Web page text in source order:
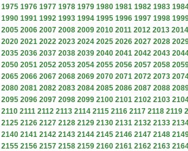
1975 1976 1977 1978 1979 1980 1981 1982 1983
1990 1991 1992 1993 1994 1995 1996 1997 1998
2005 2006 2007 2008 2009 2010 2011 2012 2013 2014
2020 2021 2022 2023 2024 2025 2026 2027 2028
2035 2036 2037 2038 2039 2040 2041 2042 2043
2050 2051 2052 2053 2054 2055 2056 2057 2058
2065 2066 2067 2068 2069 2070 2071 2072 2073
2080 2081 2082 2083 2084 2085 2086 2087 2088
2095 2096 2097 2098 2099 2100 2101 2102 2103
2110 2111 2112 2113 2114 2115 2116 2117 2118 2119
2125 2126 2127 2128 2129 2130 2131 2132 2133
2140 2141 2142 2143 2144 2145 2146 2147 2148
2155 2156 2157 2158 2159 2160 2161 2162 2163